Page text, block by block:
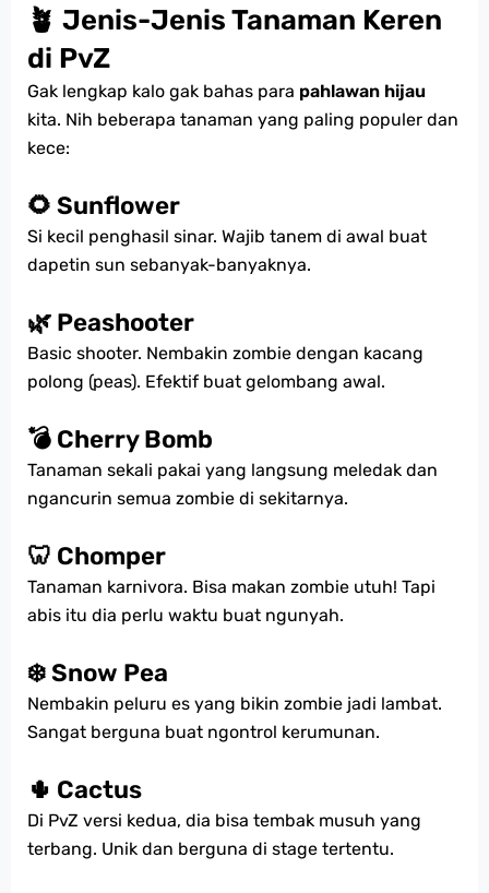
🪴 Jenis-Jenis Tanaman Keren
di PvZ
Gak lengkap kalo gak bahas para pahlawan hijau
kita. Nih beberapa tanaman yang paling populer dan
kece:
🌻 Sunflower
Si kecil penghasil sinar. Wajib tanem di awal buat
dapetin sun sebanyak-banyaknya.
🌿 Peashooter
Basic shooter. Nembakin zombie dengan kacang
polong (peas). Efektif buat gelombang awal.
💣 Cherry Bomb
Tanaman sekali pakai yang langsung meledak dan
ngancurin semua zombie di sekitarnya.
🦷 Chomper
Tanaman karnivora. Bisa makan zombie utuh! Tapi
abis itu dia perlu waktu buat ngunyah.
❄️ Snow Pea
Nembakin peluru es yang bikin zombie jadi lambat.
Sangat berguna buat ngontrol kerumunan.
🌵 Cactus
Di PvZ versi kedua, dia bisa tembak musuh yang
terbang. Unik dan berguna di stage tertentu.